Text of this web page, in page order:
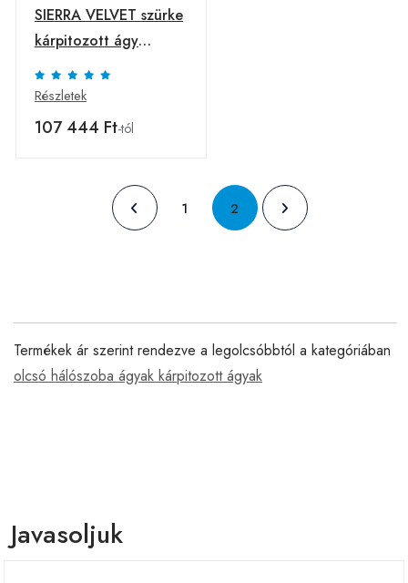
SIERRA VELVET szürke
kárpitozott ágy
160x200 cm
Részletek
107 444 Ft-tól
1 2
Termékek ár szerint rendezve a legolcsóbbtól a kategóriában
olcsó hálószoba ágyak kárpitozott ágyak
Javasoljuk